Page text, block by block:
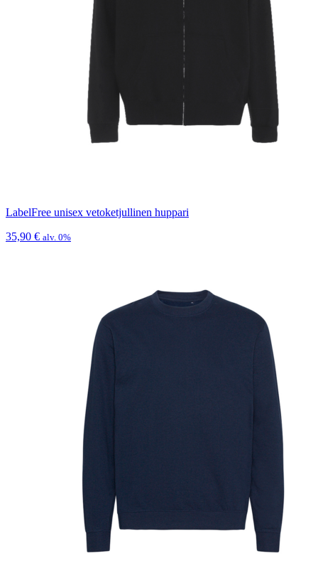
LabelFree unisex vetoketjullinen huppari
35,90 € alv. 0%